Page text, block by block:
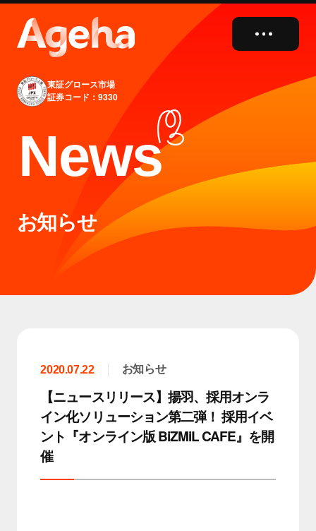
close
東証グロース市場
証券コード：9330
News
お知らせ
2020.07.22 お知らせ
【ニュースリリース】揚羽、採用オンラ
イン化ソリューション第二弾！ 採用イベ
ント『オンライン版 BiZMiL CAFE』を開
催